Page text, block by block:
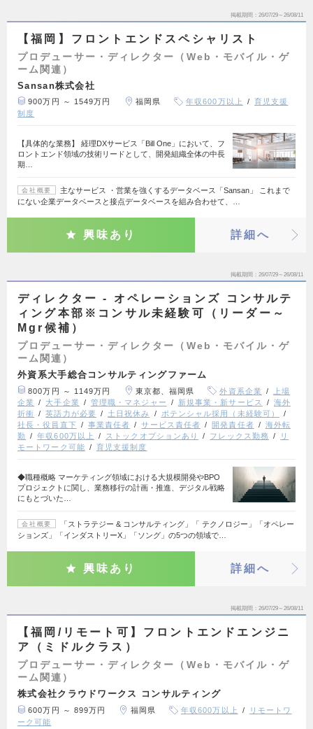
掲載期間 26/07/29～26/08/11
【福岡】フロントエンドスペシャリスト
プロデューサー・ディレクター（Web・モバイル・ゲ
ーム関連）
Sansan株式会社
900万円 ～ 1549万円 福岡県 年収600万以上
育児支援
制度
【具体的な業務】 経理DXサービス「Bill One」において、フ
ロントエンド領域の技術リードとして、開発組織全体の中長
期…
会社概要
主なサービス ・営業を強くするデータベース「Sansan」 これまで
にない企業データベースと接点データベースを組み合わせて、…
興味あり 詳細へ
掲載期間 26/07/29～26/08/11
ディレクター - オペレーションズ コンサルテ
ィング本部※コンサル未経験可（リーダー～
Mgr候補）
プロデューサー・ディレクター（Web・モバイル・ゲ
ーム関連）
外資系大手総合コンサルティングファーム
800万円 ～ 1149万円 東京都、福岡県 外資系企業
上場
企業
大手企業 管理職・マネジャー 新規事業・新サービス
海外
折衝
英語力が必要 土日祝休み
ポテンシャル採用（未経験可）
社長・役員直下
事業責任者 サービス責任者 開発責任者
海外転
勤
年収600万以上 ストックオプションあり フレックス勤務
リ
モートワーク可能
育児支援制度
◆職種概略 マーケティング領域における大規模開発やBPO
プロジェクトに関し、業務移行の計画・推進、デジタル戦略
にもとづいた…
会社概要
「ストラテジー & コンサルティング」「 テクノロジー」「オペレー
ションズ」「インダストリーX」「ソング」の5つの領域で…
興味あり 詳細へ
掲載期間 26/07/29～26/08/11
【福岡/リモート可】フロントエンドエンジニ
ア（ミドルクラス）
プロデューサー・ディレクター（Web・モバイル・ゲ
ーム関連）
株式会社クラウドワークス コンサルティング
600万円 ～ 899万円 福岡県 年収600万以上
リモートワ
ーク可能